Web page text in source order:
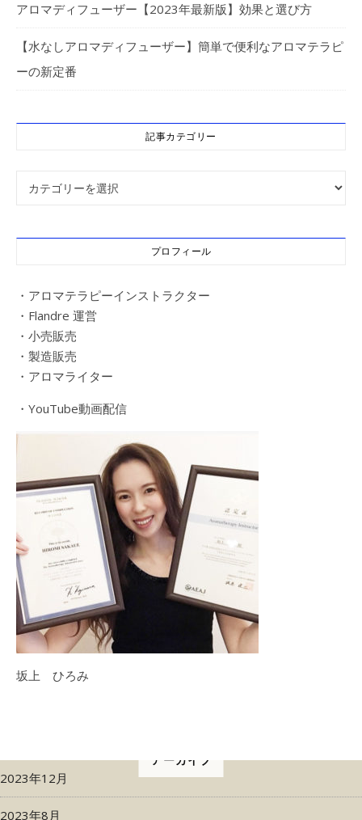
アロマディフューザー【2023年最新版】効果と選び方
【水なしアロマディフューザー】簡単で便利なアロマテラピ
ーの新定番
記事カテゴリー
記事カテゴリー
プロフィール
・アロマテラピーインストラクター
・Flandre 運営
・小売販売
・製造販売
・アロマライター
・YouTube動画配信
坂上 ひろみ
アーカイブ
2023年12月
2023年8月